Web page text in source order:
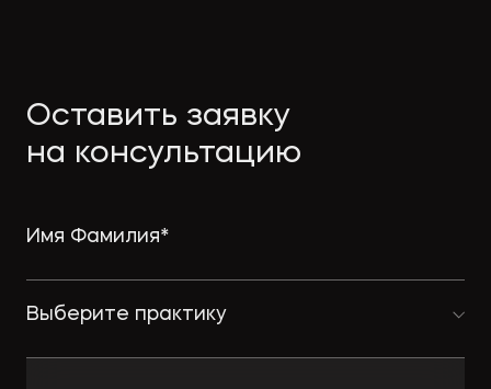
Оставить заявку
на консультацию
Выберите практику